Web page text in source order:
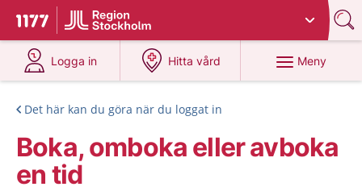
Till startsidan för 1177
Du har valt region
Logga in
på 1177.se
Hitta vård
på 1177.se
Meny
Det här kan du göra när du loggat in
Boka, omboka eller avboka
en tid